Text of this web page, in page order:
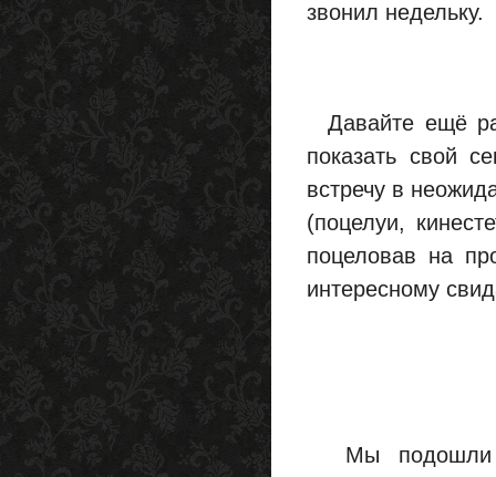
звонил недельку.
Давайте ещё
показать свой
встречу в
(поцелуи,
поцеловав на
интересному
Мы подошли к